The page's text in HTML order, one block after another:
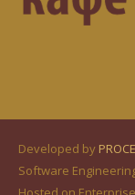
Developed by
Software